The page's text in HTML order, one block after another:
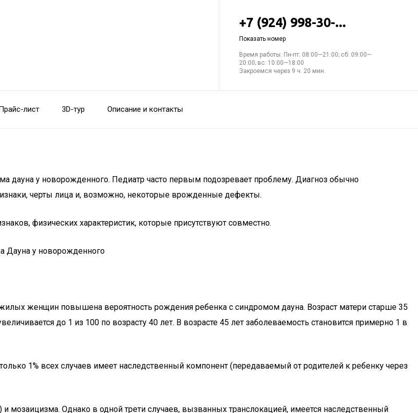
+7 (924) 998-30-...
Показать номер
Время работы: Пн-пт: 08:00—21:00; сб: 09:00—
20:00; вс: 10:00—18:00
Закроемся через 9 ч. 20 мин.
лист 3D-тур Описание и контакты
дауна у новорожденного. Педиатр часто первым подозревает проблему. Диагноз обычно
черты лица и, возможно, некоторые врожденные дефекты.
физических характеристик, которые присутствуют совместно.
Дауна у новорожденного
женщин повышена вероятность рождения ребенка с синдромом дауна. Возраст матери старше 35
до 1 из 100 по возрасту 40 лет. В возрасте 45 лет заболеваемость становится примерно 1 в
1% всех случаев имеет наследственный компонент (передаваемый от родителей к ребенку через
мозаицизма. Однако в одной трети случаев, вызванных транслокацией, имеется наследственный